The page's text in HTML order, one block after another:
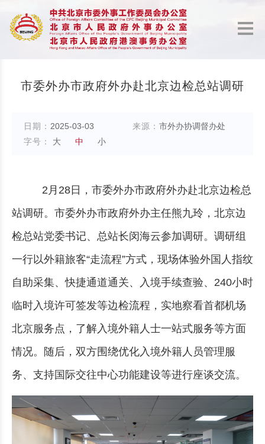
市委外办市政府外办赴北京边检总站调研
日期： 2025-03-03 来源： 市外办协调督办处
字号：
大 中 小
2月28日，市委外办市政府外办赴北京边检总
站调研。市委外办市政府外办主任熊九玲，北京边
检总站党委书记、总站长闵海云参加调研。调研组
一行以外籍旅客“走流程”方式，现场体验外国人指纹
自助采集、快捷通道通关、入境手续查验、240小时
临时入境许可签发等边检流程，实地察看首都机场
北京服务点，了解入境外籍人士一站式服务等方面
情况。随后，双方围绕优化入境外籍人员管理服
务、支持国际交往中心功能建设等进行座谈交流。